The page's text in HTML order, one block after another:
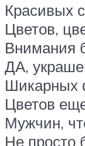
Красивых
Цветов,
Внимания
ДА,
Шикарных
Цветов
Мужчин,
Не просто